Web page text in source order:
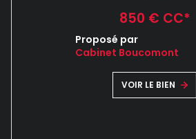
850 € CC*
Proposé par
Cabinet Boucomont
VOIR LE BIEN